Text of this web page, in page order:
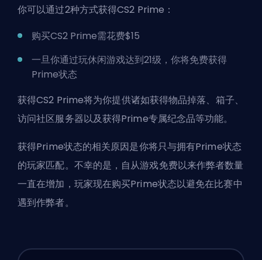
你可以通过2种方式获得CS2 Prime：
购买CS2 Prime需花费$15
一旦你通过玩休闲游戏达到21级 ，你将免费获得
Prime状态
获得CS2 Prime将为你提供诸如获得物品掉落、箱子、
访问社区服务器以及获得Prime专属纪念品等功能。
获得Prime状态的相关原因是你将只与拥有Prime状态
的玩家匹配。不幸的是，自从游戏免费以来作弊者数量
一直在增加，玩家现在购买Prime状态以避免在比赛中
遇到作弊者。